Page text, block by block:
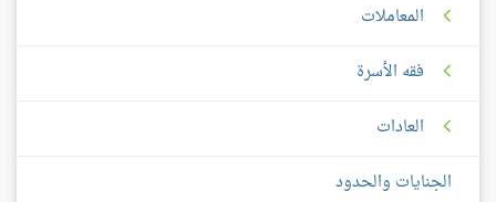
المعاملات
فقه الأسرة
العادات
الجنايات والحدود